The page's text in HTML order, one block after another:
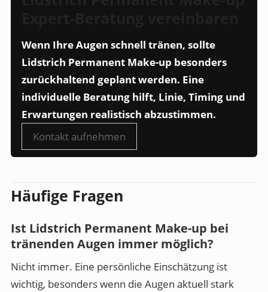
Wenn Ihre Augen schnell tränen, sollte
Lidstrich Permanent Make-up besonders
zurückhaltend geplant werden. Eine
individuelle Beratung hilft, Linie, Timing und
Erwartungen realistisch abzustimmen.
Kontakt aufnehmen
Häufige Fragen
Ist Lidstrich Permanent Make-up bei
tränenden Augen immer möglich?
Nicht immer. Eine persönliche Einschätzung ist
wichtig, besonders wenn die Augen aktuell stark